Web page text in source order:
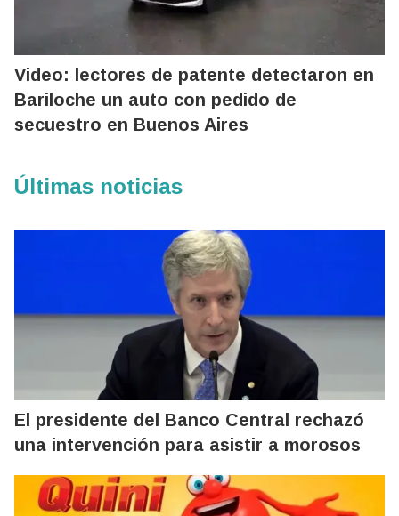
Video: lectores de patente detectaron en
Bariloche un auto con pedido de
secuestro en Buenos Aires
Últimas noticias
El presidente del Banco Central rechazó
una intervención para asistir a morosos